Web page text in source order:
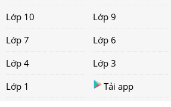
Lớp 10
Lớp 9
Lớp 7
Lớp 6
Lớp 4
Lớp 3
Lớp 1
Tải app